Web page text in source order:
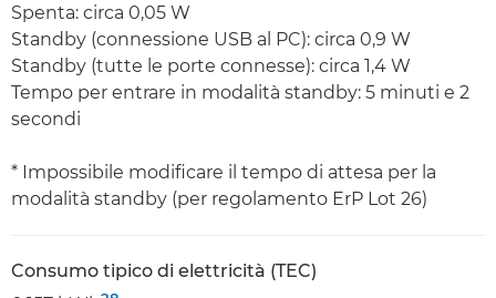
Spenta: circa 0,05 W
Standby (connessione USB al PC): circa 0,9 W
Standby (tutte le porte connesse): circa 1,4 W
Tempo per entrare in modalità standby: 5 minuti e 2
secondi
* Impossibile modificare il tempo di attesa per la
modalità standby (per regolamento ErP Lot 26)
Consumo tipico di elettricità (TEC)